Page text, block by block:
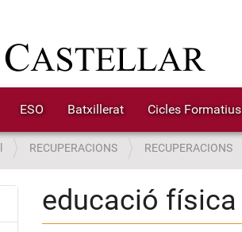
ESO Batxillerat Cicles Formatius
RECUPERACIONS RECUPERACIONS
educació física